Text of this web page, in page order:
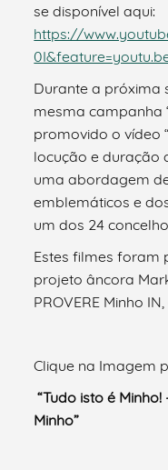
se disponível aqui:
https://
Durante a próxima
mesma campanha
promovido o vídeo
locução e duração
uma abordagem
emblemáticos e
um dos 24
Estes filmes foram
projeto âncora
PROVERE Minho
Clique na Imagem
“Tudo isto é
Minho”